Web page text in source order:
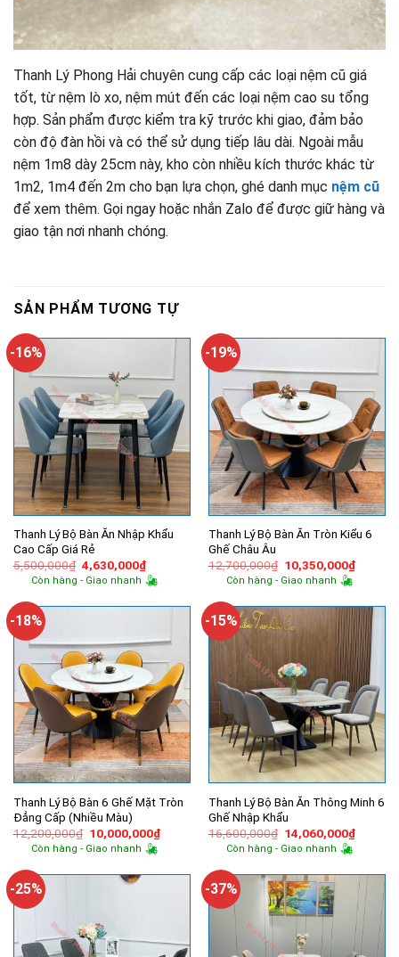
Thanh Lý Phong Hải chuyên cung cấp các loại nệm cũ giá
tốt, từ nệm lò xo, nệm mút đến các loại nệm cao su tổng
hợp. Sản phẩm được kiểm tra kỹ trước khi giao, đảm bảo
còn độ đàn hồi và có thể sử dụng tiếp lâu dài. Ngoài mẫu
nệm 1m8 dày 25cm này, kho còn nhiều kích thước khác từ
1m2, 1m4 đến 2m cho bạn lựa chọn, ghé danh mục nệm cũ
để xem thêm. Gọi ngay hoặc nhắn Zalo để được giữ hàng và
giao tận nơi nhanh chóng.
SẢN PHẨM TƯƠNG TỰ
-16%
Thanh Lý Bộ Bàn Ăn Nhập Khẩu
Cao Cấp Giá Rẻ
5,500,000₫ Giá
gốc
là:
4,630,000₫Giá
hiện
tại
4,630,000₫.
Còn hàng - Giao nhanh
-19%
Thanh Lý Bộ Bàn Ăn Tròn Kiểu 6
Ghế Châu Âu
12,700,000₫ Giá
gốc
là:
10,350,000₫Giá
hiện
Còn hàng - Giao nhanh
-18%
Thanh Lý Bộ Bàn 6 Ghế Mặt Tròn
Đẳng Cấp (Nhiều Màu)
12,200,000₫ Giá
gốc
là:
10,000,000₫Giá
hiện
10,000,000₫.
Còn hàng - Giao nhanh
-15%
Thanh Lý Bộ Bàn Ăn Thông Minh 6
Ghế Nhập Khẩu
16,600,000₫ Giá
gốc
là:
14,060,000₫Giá
hiện
Còn hàng - Giao nhanh
-25% -37%